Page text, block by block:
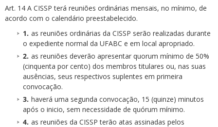
Art. 14 A CISSP terá reuniões ordinárias mensais, no mínimo, de
acordo com o calendário preestabelecido.
as reuniões ordinárias da CISSP serão realizadas durante
o expediente normal da UFABC e em local apropriado.
as reuniões deverão apresentar quorum mínimo de 50%
(cinquenta por cento) dos membros titulares ou, nas suas
ausências, seus respectivos suplentes em primeira
convocação.
haverá uma segunda convocação, 15 (quinze) minutos
após o inicio, sem necessidade de quórum mínimo.
as reuniões da CISSP terão atas assinadas pelos